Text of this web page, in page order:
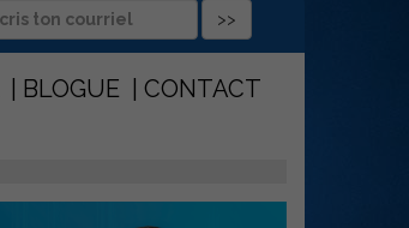
BLOGUE CONTACT